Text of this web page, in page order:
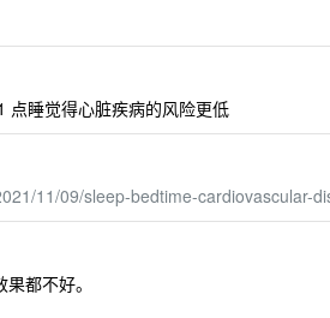
点睡觉得心脏疾病的风险更低
11/09/sleep-bedtime-cardiovascular-
都不好。